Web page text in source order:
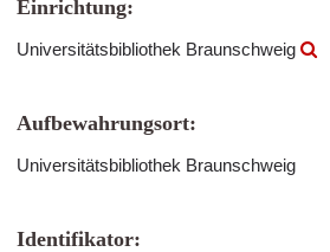
Einrichtung:
Universitätsbibliothek Braunschweig
Aufbewahrungsort:
Universitätsbibliothek Braunschweig
Identifikator: